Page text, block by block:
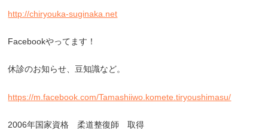
http://chiryouka-suginaka.net
Facebookやってます！
休診のお知らせ、豆知識など。
https://m.facebook.com/Tamashiiwo.komete.tiryoushimasu/
2006年国家資格 柔道整復師 取得